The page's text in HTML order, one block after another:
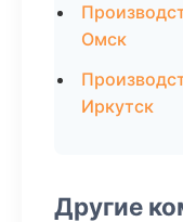
Омск
Иркутск
Другие